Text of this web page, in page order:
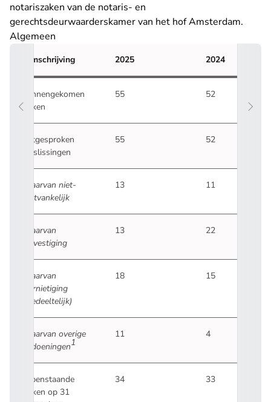
notariszaken van de notaris- en
gerechtsdeurwaarderskamer van het hof Amsterdam.
Algemeen
Omschrijving 2025 2024
Binnengekomen
zaken
55 52
Uitgesproken
beslissingen
55 52
waarvan niet-
ontvankelijk
13 11
waarvan
bevestiging
13 22
waarvan
vernietiging
(gedeeltelijk)
18 15
waarvan overige
afdoeningen1
11 4
Openstaande
zaken op 31
34 33